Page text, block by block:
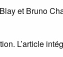
et Bruno
L’article